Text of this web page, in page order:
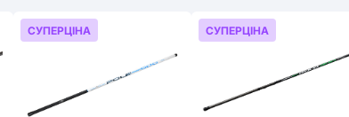
СУПЕРЦІНА
СУПЕРЦІНА